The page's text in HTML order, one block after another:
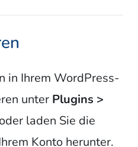
in Ihrem WordPress-
unter Plugins >
laden Sie die
Konto herunter.